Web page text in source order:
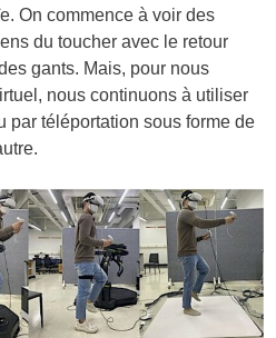
On commence à voir des
du toucher avec le retour
gants. Mais, pour nous
nous continuons à utiliser
par téléportation sous forme de